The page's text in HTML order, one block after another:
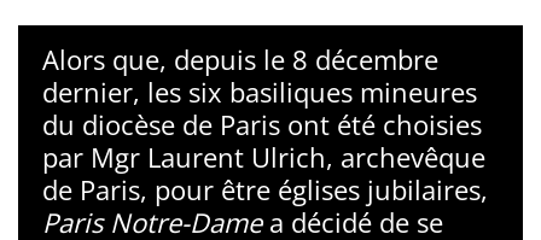
Alors que, depuis le 8 décembre
dernier, les six basiliques mineures
du diocèse de Paris ont été choisies
par Mgr Laurent Ulrich, archevêque
de Paris, pour être églises jubilaires,
Paris Notre-Damea décidé de se